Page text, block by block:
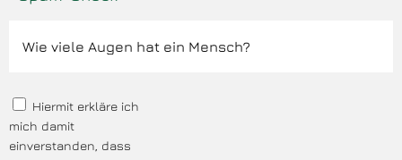
Hiermit erkläre ich
mich damit
einverstanden, dass